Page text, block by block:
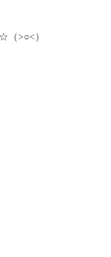
>○<）